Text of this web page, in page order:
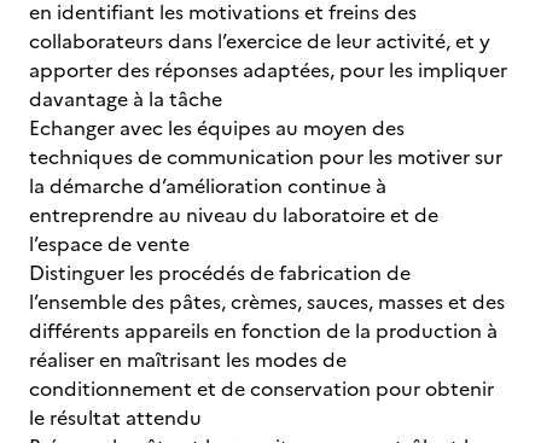
en identifiant les motivations et freins des
collaborateurs dans l’exercice de leur activité, et y
apporter des réponses adaptées, pour les impliquer
davantage à la tâche
Echanger avec les équipes au moyen des
techniques de communication pour les motiver sur
la démarche d’amélioration continue à
entreprendre au niveau du laboratoire et de
l’espace de vente
Distinguer les procédés de fabrication de
l’ensemble des pâtes, crèmes, sauces, masses et des
différents appareils en fonction de la production à
réaliser en maîtrisant les modes de
conditionnement et de conservation pour obtenir
le résultat attendu